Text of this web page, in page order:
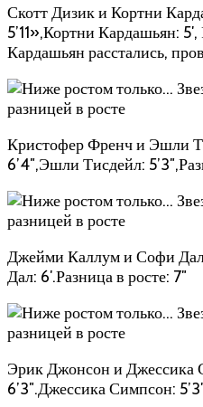
Скотт Дизик и Кортни
5’11»,Кортни Кардашьян:
Кардашьян расстались,
Кристофер Френч и Эшли
6’4″,Эшли Тисдейл:
Джейми Каллум и Софи
Дал: 6′.Разница в росте: 7″
Эрик Джонсон и Джессика
6’3″.Джессика Симпсон: